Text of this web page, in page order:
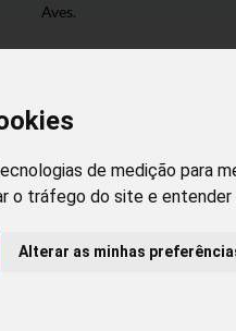
de medição para
o tráfego do site e
Alterar as minhas
Aves.
Desenvolvido